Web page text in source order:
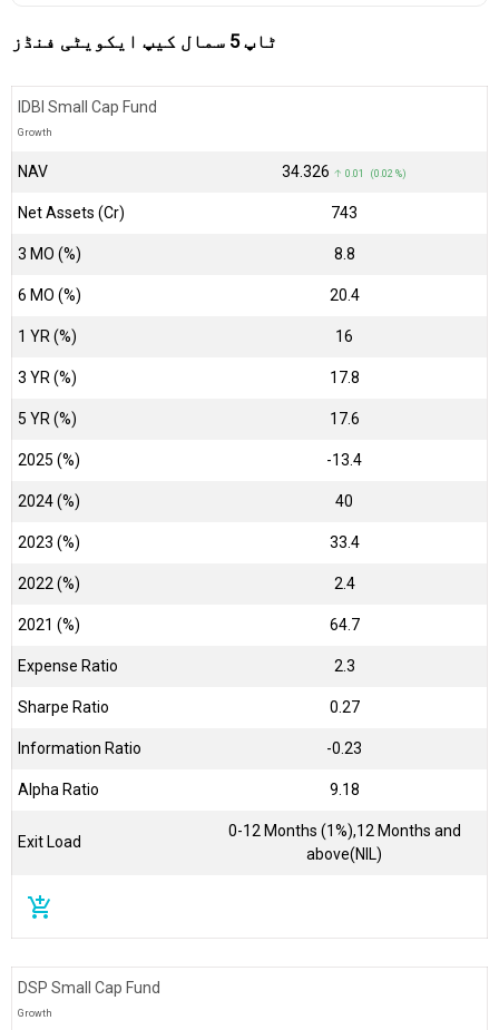
ٹاپ 5 سمال کیپ ایکویٹی فنڈز
IDBI Small Cap Fund
Growth
NAV ₹34.326 ↑ 0.01 (0.02 %)
Net Assets (Cr) ₹743
3 MO (%) 8.8
6 MO (%) 20.4
1 YR (%) 16
3 YR (%) 17.8
5 YR (%) 17.6
2025 (%) -13.4
2024 (%) 40
2023 (%) 33.4
2022 (%) 2.4
2021 (%) 64.7
Expense Ratio 2.3
Sharpe Ratio 0.27
Information Ratio -0.23
Alpha Ratio 9.18
Exit Load
0-12 Months (1%),12 Months and
above(NIL)
add_shopping_cart
DSP Small Cap Fund
Growth